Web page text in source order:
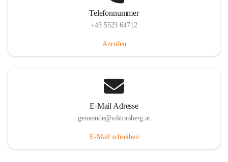
Telefonnummer
+43 5523 64712
Anrufen
E-Mail Adresse
gemeinde@viktorsberg.at
E-Mail schreiben